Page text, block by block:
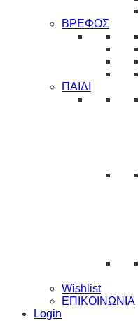
ΒΡΕΦΟΣ
ΠΑΙΔΙ
Wishlist
ΕΠΙΚΟΙΝΩΝΙΑ
Login